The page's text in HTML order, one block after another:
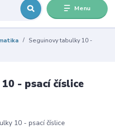
Menu
Seguinovy tabulky 10 -
- psací číslice